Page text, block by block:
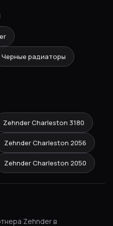
Черные радиаторы
Zehnder Charleston 3180
Zehnder Charleston 2056
Zehnder Charleston 2050
Zehnder в